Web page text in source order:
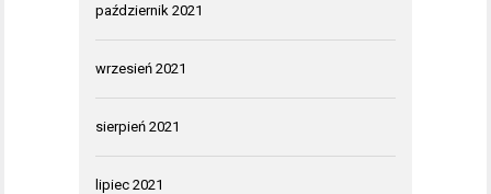
październik 2021
wrzesień 2021
sierpień 2021
lipiec 2021